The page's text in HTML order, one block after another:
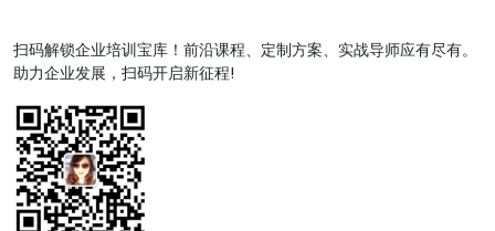
扫码解锁企业培训宝库！前沿课程、定制方案、实战导师应有尽有。
助力企业发展，扫码开启新征程!